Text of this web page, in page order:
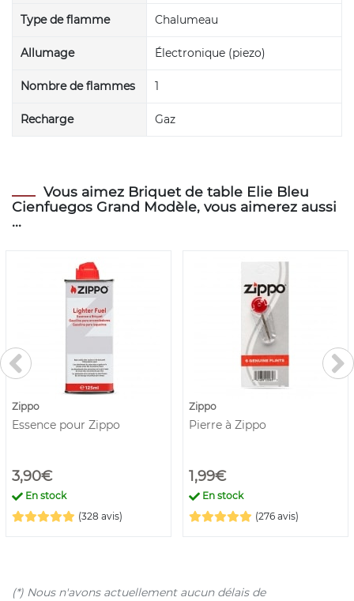
Type de flamme Chalumeau
Allumage Électronique (piezo)
Nombre de flammes 1
Recharge Gaz
Vous aimez Briquet de table Elie Bleu
Cienfuegos Grand Modèle, vous aimerez aussi
...
Zippo
Essence pour Zippo
3,90€
En stock
(328 avis)
Zippo
Pierre à Zippo
1,99€
En stock
(276 avis)
(*) Nous n'avons actuellement aucun délais de